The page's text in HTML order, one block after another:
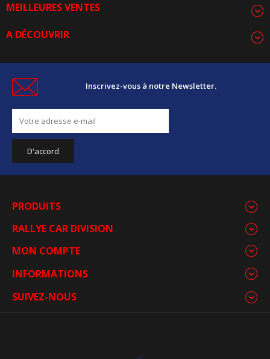
MEILLEURES VENTES
A DÉCOUVRIR
Inscrivez-vous à notre Newsletter.
PRODUITS
RALLYE CAR DIVISION
MON COMPTE
INFORMATIONS
SUIVEZ-NOUS